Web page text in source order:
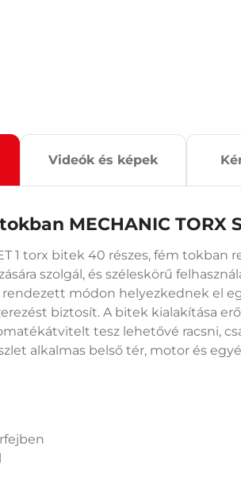
Videók és képek
MECHANIC TORX
1 torx bitek 40 részes, fém
szolgál, és széleskörű
módon helyezkednek el
biztosít. A bitek kialakítása
tesz lehetővé racsni,
alkalmas belső tér, motor és